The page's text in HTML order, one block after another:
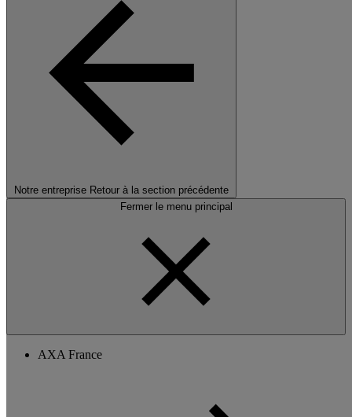
Notre entreprise Retour à la section précédente
Fermer le menu principal
AXA France